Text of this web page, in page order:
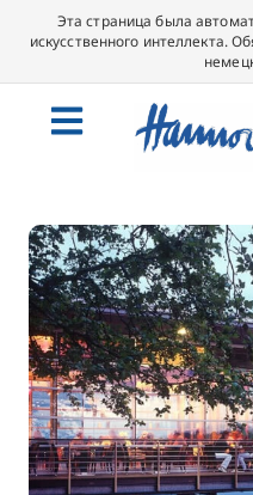
Эта страница была
искусственного интеллекта.